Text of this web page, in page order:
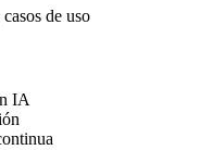
de uso
IA